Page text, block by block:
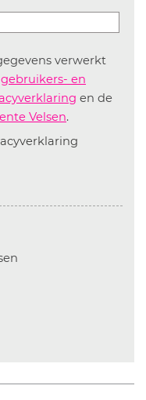
verwerkt
gebruikers- en
en de
Velsen.